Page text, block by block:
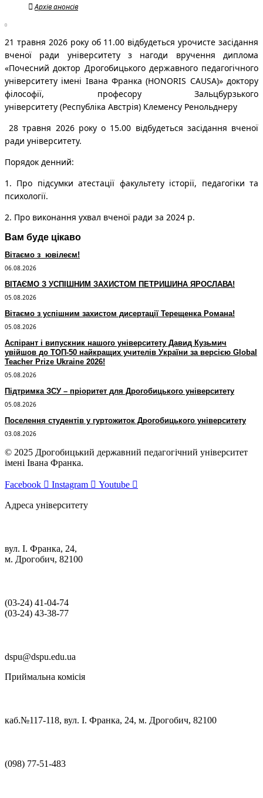
Архів анонсів
21 травня 2026 року об 11.00 відбудеться урочисте засідання
вченої ради університету з нагоди вручення диплома
«Почесний доктор Дрогобицького державного педагогічного
університету імені Івана Франка (HONORIS CAUSA)» доктору
філософії, професору Зальцбурзького
університету (Республіка Австрія) Клеменсу Ренольднеру
28 травня 2026 року о 15.00 відбудеться засідання вченої
ради університету.
Порядок денний:
1. Про підсумки атестації факультету історії, педагогіки та
психології.
2. Про виконання ухвал вченої ради за 2024 р.
Вам буде цікаво
Вітаємо з ювілеєм!
06.08.2026
ВІТАЄМО З УСПІШНИМ ЗАХИСТОМ ПЕТРИШИНА ЯРОСЛАВА!
05.08.2026
Вітаємо з успішним захистом дисертації Терещенка Романа!
05.08.2026
Аспірант і випускник нашого університету Давид Кузьмич
увійшов до ТОП-50 найкращих учителів України за версією Global
Teacher Prize Ukraine 2026!
05.08.2026
Підтримка ЗСУ – пріоритет для Дрогобицького університету
05.08.2026
Поселення студентів у гуртожиток Дрогобицького університету
03.08.2026
© 2025 Дрогобицький державний педагогічний університет
імені Івана Франка.
Facebook Instagram Youtube
Адреса університету
вул. І. Франка, 24,
м. Дрогобич, 82100
(03‑24) 41‑04‑74
(03‑24) 43‑38‑77
dspu@dspu.edu.ua
Приймальна комісія
каб.№117-118, вул. І. Франка, 24, м. Дрогобич, 82100
(098) 77-51-483